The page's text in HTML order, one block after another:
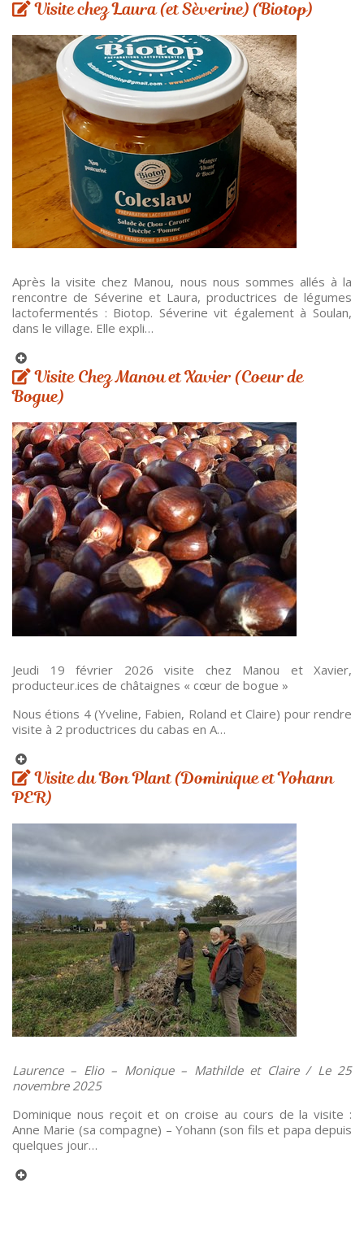
Visite chez Laura (et Sèverine) (Biotop)
Après la visite chez Manou, nous nous sommes allés à la
rencontre de Séverine et Laura, productrices de légumes
lactofermentés : Biotop. Séverine vit également à Soulan,
dans le village. Elle expli…
Visite Chez Manou et Xavier (Coeur de
Bogue)
Jeudi 19 février 2026 visite chez Manou et Xavier,
producteur.ices de châtaignes « cœur de bogue »
Nous étions 4 (Yveline, Fabien, Roland et Claire) pour rendre
visite à 2 productrices du cabas en A…
Visite du Bon Plant (Dominique et Yohann
PER)
Laurence – Elio – Monique – Mathilde et Claire / Le 25
novembre 2025
Dominique nous reçoit et on croise au cours de la visite :
Anne Marie (sa compagne) – Yohann (son fils et papa depuis
quelques jour…